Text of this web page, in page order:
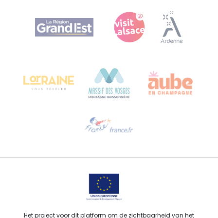
Agence Régionale du Tourisme Grand Est
Bureau de Colmar (hoofdkantoor)
Stuur ons een e-mail
Het project voor dit platform om de zichtbaarheid van het